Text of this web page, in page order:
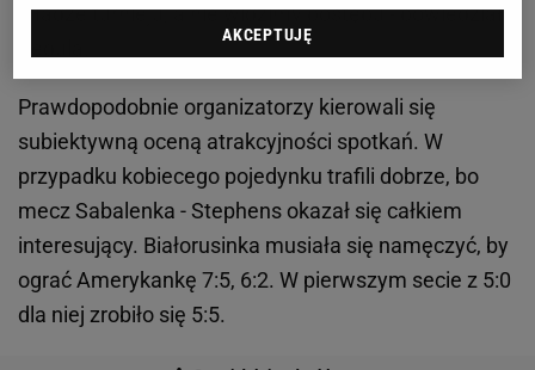
władze turnieju, a nie widzimy postępu - powiedziała
Prawdopodobnie organizatorzy kierowali się
subiektywną oceną atrakcyjności spotkań. W
przypadku kobiecego pojedynku trafili dobrze, bo
mecz Sabalenka - Stephens okazał się całkiem
interesujący. Białorusinka musiała się namęczyć, by
ograć Amerykankę 7:5, 6:2. W pierwszym secie z 5:0
dla niej zrobiło się 5:5.
AKCEPTUJĘ